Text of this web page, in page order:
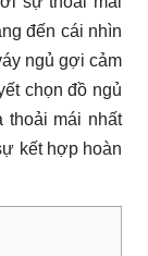
đến cái nhìn
ngủ gợi cảm
chọn đồ ngủ
thoải mái nhất
kết hợp hoàn